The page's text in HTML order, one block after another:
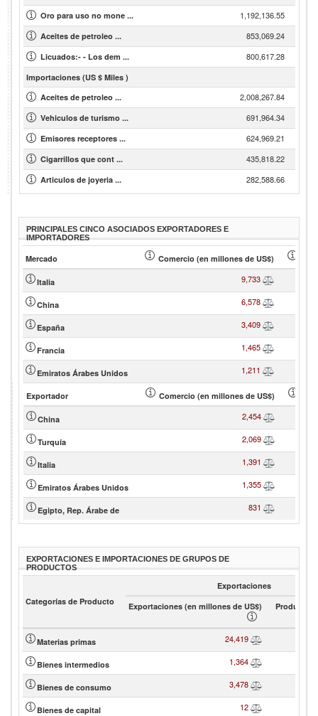
Oro para uso no mone ... 1,192,136.55
Aceites de petroleo ... 853,069.24
Licuados:- - Los dem ... 800,617.28
Importaciones (US $ Miles )
Aceites de petroleo ...
2,008,267.84
Vehiculos de turismo ... 691,964.34
Emisores receptores ... 624,969.21
Cigarrillos que cont ... 435,818.22
Articulos de joyeria ... 282,588.66
PRINCIPALES CINCO ASOCIADOS EXPORTADORES E
IMPORTADORES
Mercado Comercio (en millones de US$)
Italia 9,733
China 6,578
España 3,409
Francia 1,465
Emiratos Árabes Unidos 1,211
Exportador Comercio (en millones de US$)
China 2,454
Turquía 2,069
Italia 1,391
Emiratos Árabes Unidos 1,355
Egipto, Rep. Árabe de 831
EXPORTACIONES E IMPORTACIONES DE GRUPOS DE
PRODUCTOS
Categorías de Producto
Exportaciones
Exportaciones (en millones de US$)
Product
Materias primas 24,419
Bienes intermedios 1,364
Bienes de consumo 3,478
Bienes de capital 12